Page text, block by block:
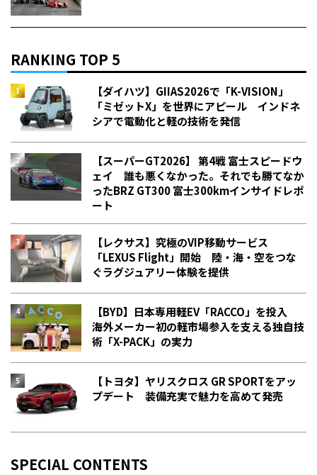
RANKING TOP 5
【ダイハツ】GIIAS2026で「K-VISION」
「ミゼットX」を世界にアピール インドネ
シアで電動化と軽の技術を発信
【スーパーGT2026】 第4戦 富士スピードウ
ェイ 誰も悪くなかった。それでも勝てなか
った――BRZ GT300 富士300kmインサイドレポ
ート
【レクサス】究極のVIP移動サービス
「LEXUS Flight」開始 陸・海・空をつな
ぐラグジュアリー体験を提供
【BYD】日本専用軽EV「RACCO」を投入
海外メーカー初の軽市場参入を支える独自技
術「X-PACK」の実力
【トヨタ】ヤリスクロス GR SPORTをアッ
プデート 装備充実で魅力を高めて発売
SPECIAL CONTENTS